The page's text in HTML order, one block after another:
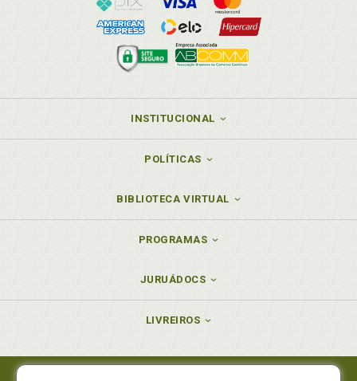
INSTITUCIONAL
POLÍTICAS
BIBLIOTECA VIRTUAL
PROGRAMAS
JURUÁDOCS
LIVREIROS